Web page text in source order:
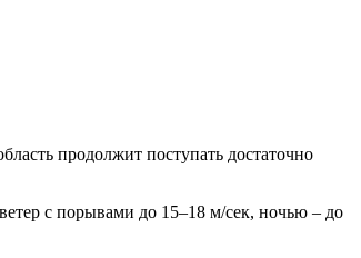
продолжит поступать достаточно
с порывами до 15–18 м/сек, ночью – до